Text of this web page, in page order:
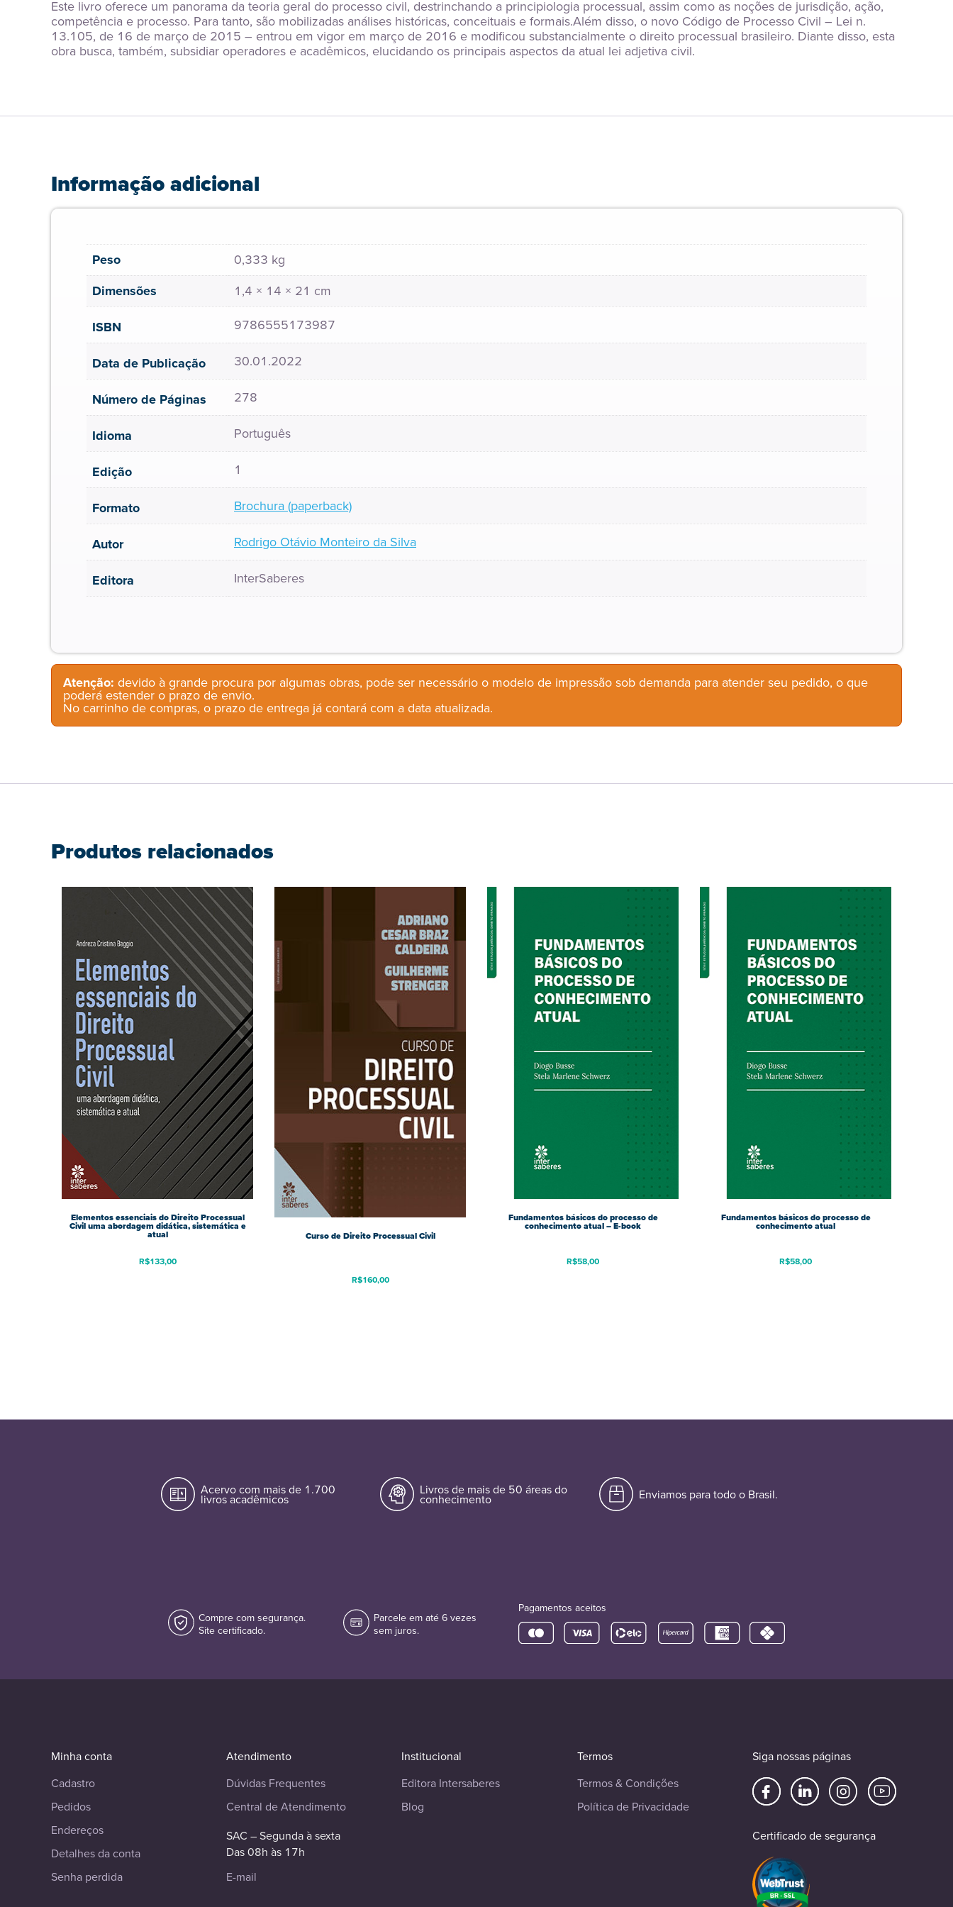
Este livro oferece um panorama da teoria geral do processo civil, destrinchando a principiologia processual, assim como as noções de jurisdição, ação,
competência e processo. Para tanto, são mobilizadas análises históricas, conceituais e formais.Além disso, o novo Código de Processo Civil – Lei n.
13.105, de 16 de março de 2015 – entrou em vigor em março de 2016 e modificou substancialmente o direito processual brasileiro. Diante disso, esta
obra busca, também, subsidiar operadores e acadêmicos, elucidando os principais aspectos da atual lei adjetiva civil.
Informação adicional
Peso
0,333 kg
Dimensões
1,4 × 14 × 21 cm
ISBN
9786555173987
Data de Publicação 30.01.2022
Número de Páginas 278
Idioma Português
Edição 1
Formato Brochura (paperback)
Autor Rodrigo Otávio Monteiro da Silva
Editora InterSaberes
Atenção: devido à grande procura por algumas obras, pode ser necessário o modelo de impressão sob demanda para atender seu pedido, o que
poderá estender o prazo de envio.
No carrinho de compras, o prazo de entrega já contará com a data atualizada.
Produtos relacionados
Elementos essenciais do Direito Processual
Civil uma abordagem didática, sistemática e
atual
R$133,00
Curso de Direito Processual Civil
R$160,00
Fundamentos básicos do processo de
conhecimento atual – E-book
R$58,00
Fundamentos básicos do processo de
conhecimento atual
R$58,00
Acervo com mais de 1.700
livros acadêmicos
Livros de mais de 50 áreas do
conhecimento Enviamos para todo o Brasil.
Compre com segurança.
Site certificado.
Parcele em até 6 vezes
sem juros.
Pagamentos aceitos
Minha conta
Cadastro
Pedidos
Endereços
Detalhes da conta
Senha perdida
Atendimento
Dúvidas Frequentes
Central de Atendimento
SAC – Segunda à sexta
Das 08h às 17h
E-mail
Institucional
Editora Intersaberes
Blog
Termos
Termos & Condições
Política de Privacidade
Siga nossas páginas
Certificado de segurança